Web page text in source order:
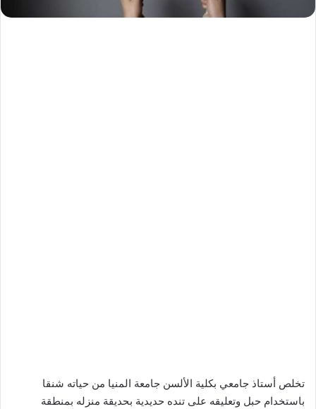
تخلص أستاذ جامعي بكلية الألسن جامعة المنيا من حياته شنقا
باستخدام حبل وتعليقه على تنده حديدية بحديقة منزله بمنطقة